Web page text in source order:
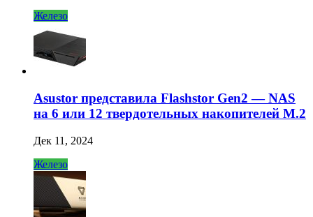
Железо
Asustor представила Flashstor Gen2 — NAS
на 6 или 12 твердотельных накопителей M.2
Дек 11, 2024
Железо